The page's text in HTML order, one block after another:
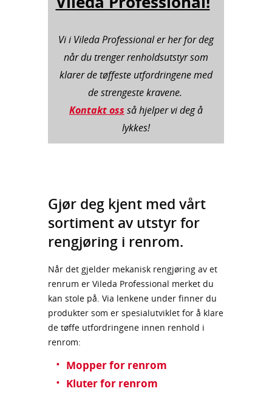
Vi i Vileda Professional er her for deg
når du trenger renholdsutstyr som
klarer de tøffeste utfordringene med
de strengeste kravene.
Kontakt oss så hjelper vi deg å
lykkes!
Gjør deg kjent med vårt
sortiment av utstyr for
rengjøring i renrom.
Når det gjelder mekanisk rengjøring av et
renrum er Vileda Professional merket du
kan stole på. Via lenkene under finner du
produkter som er spesialutviklet for å klare
de tøffe utfordringene innen renhold i
renrom:
Mopper for renrom
Kluter for renrom